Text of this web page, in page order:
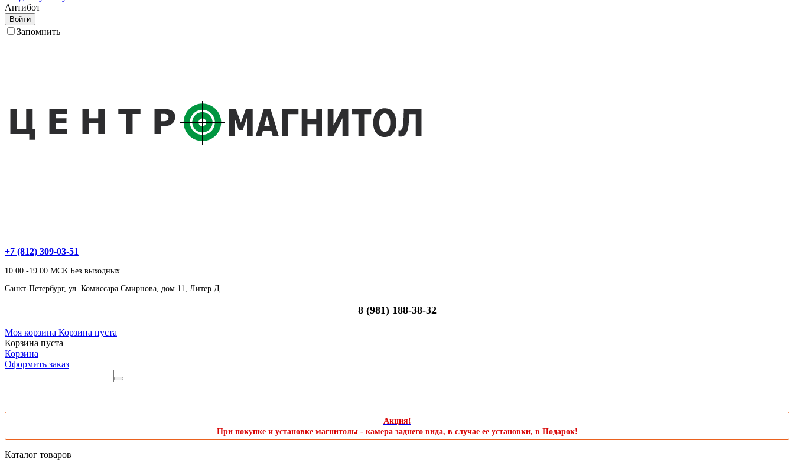
Антибот
Войти
Запомнить
+7 (812) 309-03-51
10.00 -19.00 МСК Без выходных
Санкт-Петербург, ул. Комиссара Смирнова, дом 11, Литер Д
8 (981) 188-38-32
Моя корзина Корзина пуста
Корзина пуста
Корзина
Оформить заказ
Акция!
При покупке и установке магнитолы - камера заднего вида, в случае ее установки, в Подарок!
Каталог товаров